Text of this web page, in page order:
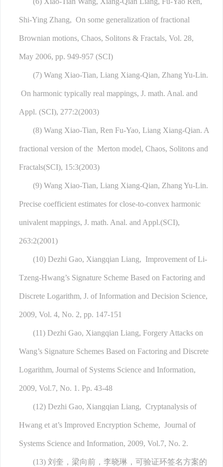
Shi-Ying Zhang, On some generalization of fractional
Brownian motions, Chaos, Solitons & Fractals, Vol. 28,
May 2006, pp. 949-957 (SCI)
(7) Wang Xiao-Tian, Liang Xiang-Qian, Zhang Yu-Lin.
On harmonic typically real mappings, J. math. Anal. and
Appl. (SCI), 277:2(2003)
(8) Wang Xiao-Tian, Ren Fu-Yao, Liang Xiang-Qian. A
fractional version of the Merton model, Chaos, Solitons and
Fractals(SCI), 15:3(2003)
(9) Wang Xiao-Tian, Liang Xiang-Qian, Zhang Yu-Lin.
Precise coefficient estimates for close-to-convex harmonic
univalent mappings, J. math. Anal. and Appl.(SCI),
263:2(2001)
(10) Dezhi Gao, Xiangqian Liang, Improvement of Li-
Tzeng-Hwang’s Signature Scheme Based on Factoring and
Discrete Logarithm, J. of Information and Decision Science,
2009, Vol. 4, No. 2, pp. 147-151
(11) Dezhi Gao, Xiangqian Liang, Forgery Attacks on
Wang’s Signature Schemes Based on Factoring and Discrete
Logarithm, Journal of Systems Science and Information,
2009, Vol.7, No. 1. Pp. 43-48
(12) Dezhi Gao, Xiangqian Liang, Cryptanalysis of
Hwang et at’s Improved Encryption Scheme, Journal of
Systems Science and Information, 2009, Vol.7, No. 2.
(13) 刘奎，梁向前，李晓琳，可验证环签名方案的